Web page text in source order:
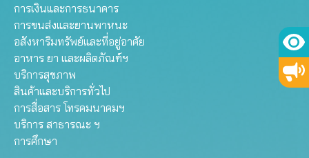
การเงินและการธนาคาร
การขนส่งและยานพาหนะ
อสังหาริมทรัพย์และที่อยู่อาศัย
อาหาร ยา และผลิตภัณฑ์ฯ
บริการสุขภาพ
สินค้าและบริการทั่วไป
การสื่อสาร โทรคมนาคมฯ
บริการ สาธารณะ ฯ
การศึกษา